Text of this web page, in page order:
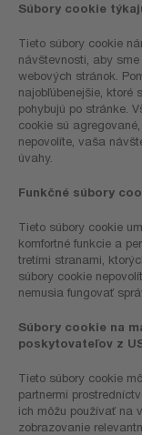
Súbory cookie
Tieto súbory cookie
návštevnosti, aby
webových stránok.
najobľúbenejšie, ktoré
pohybujú po stránke.
cookie sú
nepovolíte, vaša
úvahy.
Funkčné súbory
Tieto súbory cookie
komfortné funkcie a
tretími stranami,
súbory cookie
nemusia fungovať
Súbory cookie na
poskytovateľov z
Tieto súbory cookie
partnermi
ich môžu používať na
zobrazovanie